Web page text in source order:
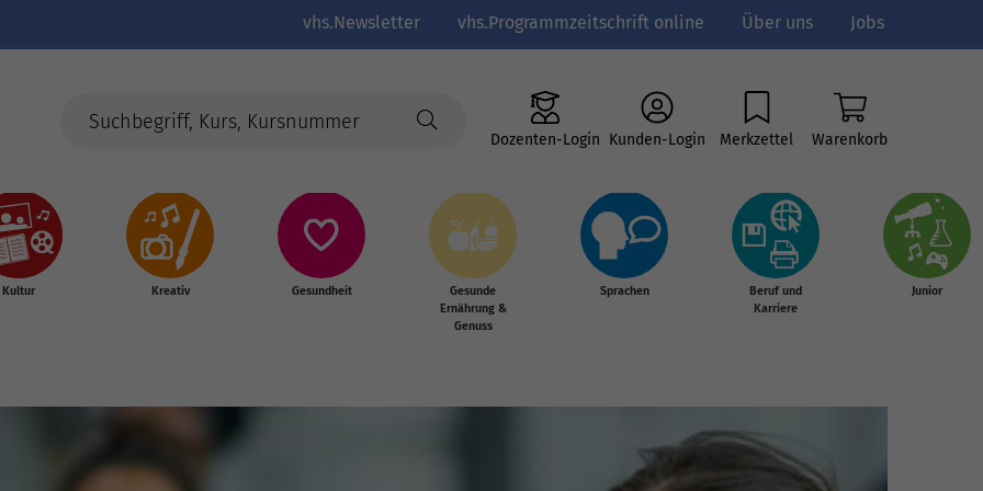
vhs.Newsletter vhs.Programmzeitschrift online Über uns Jobs
Dozenten-Login Kunden-Login Merkzettel Warenkorb
Kultur Kreativ Gesundheit
Gesunde
Ernährung &
Genuss
Sprachen
Beruf und
Karriere
Junior